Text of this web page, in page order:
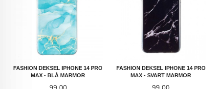
FASHION DEKSEL IPHONE 14 PRO
MAX - BLÅ MARMOR
Pris
FASHION DEKSEL IPHONE 14 PRO
MAX - SVART MARMOR
Pris